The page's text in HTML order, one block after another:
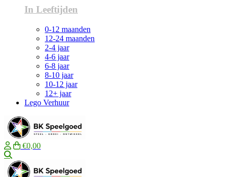
In Leeftijden
0-12 maanden
12-24 maanden
2-4 jaar
4-6 jaar
6-8 jaar
8-10 jaar
10-12 jaar
12+ jaar
Lego Verhuur
€0,00